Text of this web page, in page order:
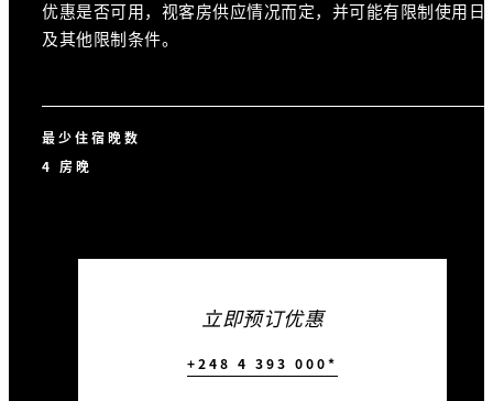
优惠是否可用，视客房供应情况而定，并可能有限制使用日
及其他限制条件。
最少住宿晚数
4 房晚
立即预订优惠
+248 4 393 000*